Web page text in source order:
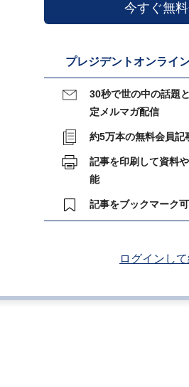
今すぐ無
プレジデントオンライ
30秒で世の中の話題
定メルマガ配信
約5万本の無料会員記
記事を印刷して資料
能
記事をブックマーク
ログインし